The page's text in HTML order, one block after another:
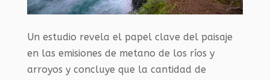
Un estudio revela el papel clave del paisaje
en las emisiones de metano de los ríos y
arroyos y concluye que la cantidad de